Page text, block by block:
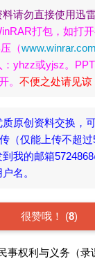
请勿直接使用迅雷
打包，如打
（
：yhzz或yjsz。
。 不便之处请见谅
原创资料交换，
（仅能上传不超
我的邮箱
名。
很赞哦！ (8)
事权利与义务（录